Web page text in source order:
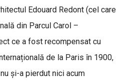
Edouard Redont (cel care
din Parcul Carol –
ce a fost recompensat cu
de la Paris în 1900,
și-a pierdut nici acum